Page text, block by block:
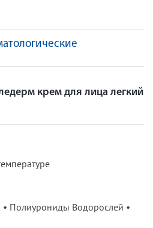
крем для лица легкий
• Полиурониды Водорослей •